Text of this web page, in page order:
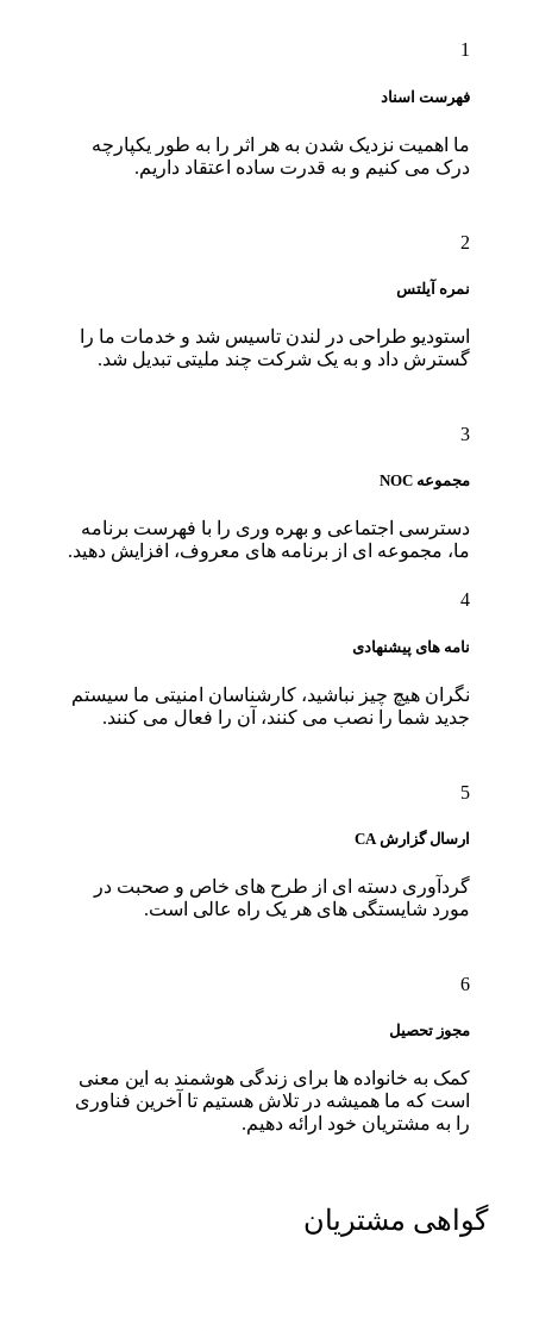
فهرست اسناد
ما اهمیت نزدیک شدن به هر اثر را به طور یکپارچه
درک می کنیم و به قدرت ساده اعتقاد داریم.
نمره آیلتس
استودیو طراحی در لندن تاسیس شد و خدمات ما را
گسترش داد و به یک شرکت چند ملیتی تبدیل شد.
مجموعه NOC
دسترسی اجتماعی و بهره وری را با فهرست برنامه
ما، مجموعه ای از برنامه های معروف، افزایش دهید.
نامه های پیشنهادی
نگران هیچ چیز نباشید، کارشناسان امنیتی ما سیستم
جدید شما را نصب می کنند، آن را فعال می کنند.
ارسال گزارش CA
گردآوری دسته ای از طرح های خاص و صحبت در
مورد شایستگی های هر یک راه عالی است.
مجوز تحصیل
کمک به خانواده ها برای زندگی هوشمند به این معنی
است که ما همیشه در تلاش هستیم تا آخرین فناوری
را به مشتریان خود ارائه دهیم.
گواهی مشتریان